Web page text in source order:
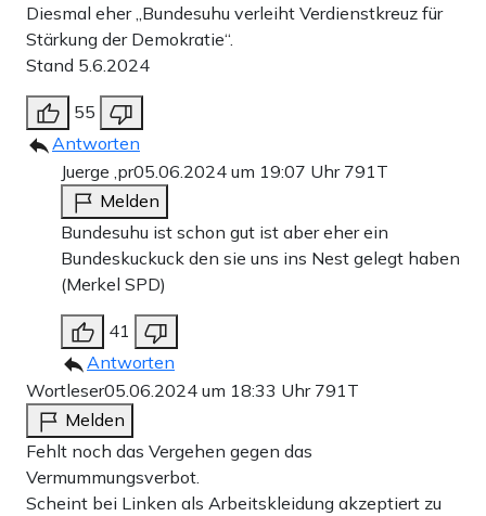
Diesmal eher „Bundesuhu verleiht Verdienstkreuz für
Stärkung der Demokratie“.
Stand 5.6.2024
55
Antworten
Juerge ,pr05.06.2024 um 19:07 Uhr 791T
Melden
Bundesuhu ist schon gut ist aber eher ein
Bundeskuckuck den sie uns ins Nest gelegt haben
(Merkel SPD)
41
Antworten
Wortleser05.06.2024 um 18:33 Uhr 791T
Melden
Fehlt noch das Vergehen gegen das
Vermummungsverbot.
Scheint bei Linken als Arbeitskleidung akzeptiert zu